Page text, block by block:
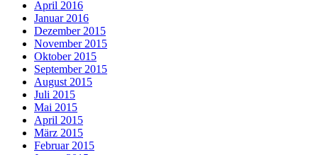
April 2016
Januar 2016
Dezember 2015
November 2015
Oktober 2015
September 2015
August 2015
Juli 2015
Mai 2015
April 2015
März 2015
Februar 2015